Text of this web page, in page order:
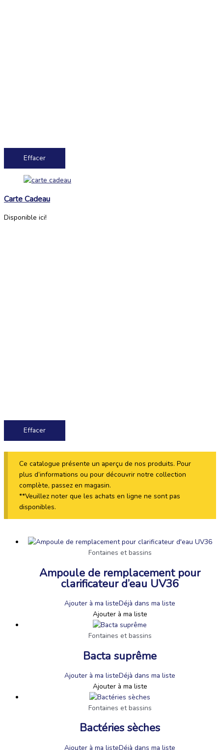
Effacer
Carte Cadeau
Disponible ici!
Effacer
Ce catalogue présente un aperçu de nos produits. Pour
plus d’informations ou pour découvrir notre collection
complète, passez en magasin.
**Veuillez noter que les achats en ligne ne sont pas
disponibles.
Fontaines et bassins
Ampoule de remplacement pour
clarificateur d’eau UV36
Ajouter à ma listeDéjà dans ma liste
Ajouter à ma liste
Fontaines et bassins
Bacta suprême
Ajouter à ma listeDéjà dans ma liste
Ajouter à ma liste
Fontaines et bassins
Bactéries sèches
Ajouter à ma listeDéjà dans ma liste